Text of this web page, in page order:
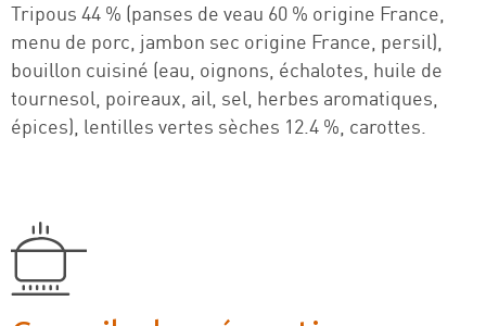
Tripous 44 % (panses de veau 60 % origine France,
menu de porc, jambon sec origine France, persil),
bouillon cuisiné (eau, oignons, échalotes, huile de
tournesol, poireaux, ail, sel, herbes aromatiques,
épices), lentilles vertes sèches 12.4 %, carottes.